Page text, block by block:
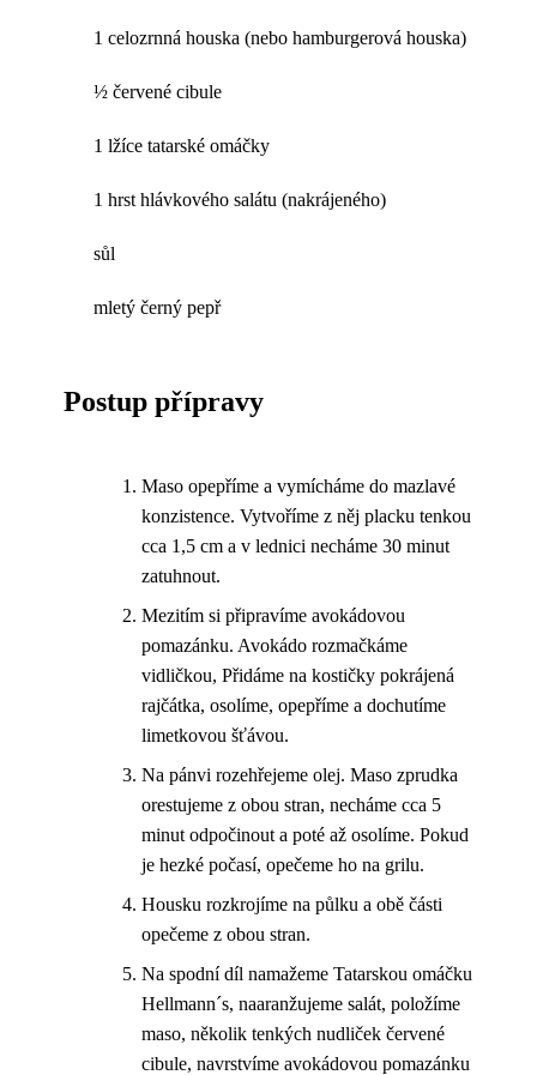
1 celozrnná houska (nebo hamburgerová houska)
½ červené cibule
1 lžíce tatarské omáčky
1 hrst hlávkového salátu (nakrájeného)
sůl
mletý černý pepř
Postup přípravy
Maso opepříme a vymícháme do mazlavé
konzistence. Vytvoříme z něj placku tenkou
cca 1,5 cm a v lednici necháme 30 minut
zatuhnout.
Mezitím si připravíme avokádovou
pomazánku. Avokádo rozmačkáme
vidličkou, Přidáme na kostičky pokrájená
rajčátka, osolíme, opepříme a dochutíme
limetkovou šťávou.
Na pánvi rozehřejeme olej. Maso zprudka
orestujeme z obou stran, necháme cca 5
minut odpočinout a poté až osolíme. Pokud
je hezké počasí, opečeme ho na grilu.
Housku rozkrojíme na půlku a obě části
opečeme z obou stran.
Na spodní díl namažeme Tatarskou omáčku
Hellmann´s, naaranžujeme salát, položíme
maso, několik tenkých nudliček červené
cibule, navrstvíme avokádovou pomazánku